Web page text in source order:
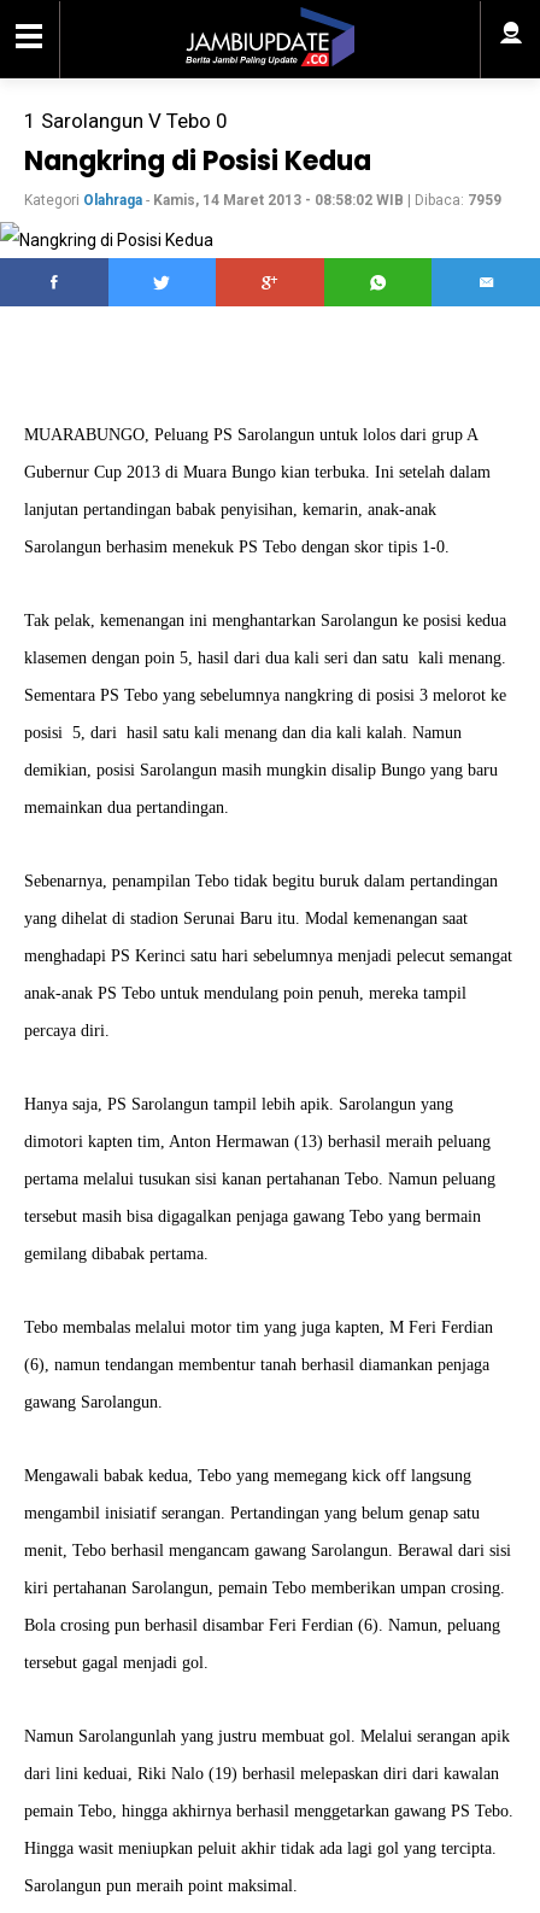
1 Sarolangun V Tebo 0
Nangkring di Posisi Kedua
Kategori Olahraga - Kamis, 14 Maret 2013 - 08:58:02 WIB | Dibaca: 7959
MUARABUNGO, Peluang PS Sarolangun untuk lolos dari grup A
Gubernur Cup 2013 di Muara Bungo kian terbuka. Ini setelah dalam
lanjutan pertandingan babak penyisihan, kemarin, anak-anak
Sarolangun berhasim menekuk PS Tebo dengan skor tipis 1-0.
Tak pelak, kemenangan ini menghantarkan Sarolangun ke posisi kedua
klasemen dengan poin 5, hasil dari dua kali seri dan satu kali menang.
Sementara PS Tebo yang sebelumnya nangkring di posisi 3 melorot ke
posisi 5, dari hasil satu kali menang dan dia kali kalah. Namun
demikian, posisi Sarolangun masih mungkin disalip Bungo yang baru
memainkan dua pertandingan.
Sebenarnya, penampilan Tebo tidak begitu buruk dalam pertandingan
yang dihelat di stadion Serunai Baru itu. Modal kemenangan saat
menghadapi PS Kerinci satu hari sebelumnya menjadi pelecut semangat
anak-anak PS Tebo untuk mendulang poin penuh, mereka tampil
percaya diri.
Hanya saja, PS Sarolangun tampil lebih apik. Sarolangun yang
dimotori kapten tim, Anton Hermawan (13) berhasil meraih peluang
pertama melalui tusukan sisi kanan pertahanan Tebo. Namun peluang
tersebut masih bisa digagalkan penjaga gawang Tebo yang bermain
gemilang dibabak pertama.
Tebo membalas melalui motor tim yang juga kapten, M Feri Ferdian
(6), namun tendangan membentur tanah berhasil diamankan penjaga
gawang Sarolangun.
Mengawali babak kedua, Tebo yang memegang kick off langsung
mengambil inisiatif serangan. Pertandingan yang belum genap satu
menit, Tebo berhasil mengancam gawang Sarolangun. Berawal dari sisi
kiri pertahanan Sarolangun, pemain Tebo memberikan umpan crosing.
Bola crosing pun berhasil disambar Feri Ferdian (6). Namun, peluang
tersebut gagal menjadi gol.
Namun Sarolangunlah yang justru membuat gol. Melalui serangan apik
dari lini keduai, Riki Nalo (19) berhasil melepaskan diri dari kawalan
pemain Tebo, hingga akhirnya berhasil menggetarkan gawang PS Tebo.
Hingga wasit meniupkan peluit akhir tidak ada lagi gol yang tercipta.
Sarolangun pun meraih point maksimal.